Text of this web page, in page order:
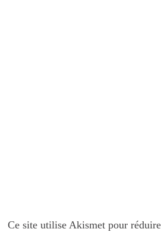
Ce site utilise Akismet pour